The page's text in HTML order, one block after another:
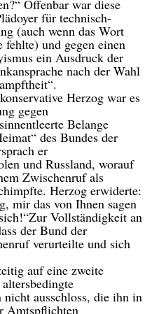
Offenbar war diese
für technisch-
(auch wenn das Wort
fehlte) und gegen einen
ein Ausdruck der
nach der Wahl
Herzog war es
gegen
Belange
des Bundes der
er
und Russland, worauf
Zwischenruf als
Herzog erwiderte:
mir das von Ihnen sagen
Vollständigkeit an
der Bund der
verurteilte und sich
auf eine zweite
nicht ausschloss, die ihn in
Amtspflichten